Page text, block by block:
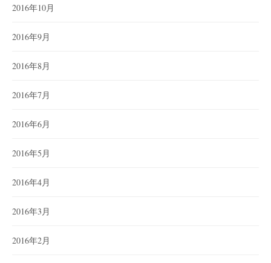
2016年10月
2016年9月
2016年8月
2016年7月
2016年6月
2016年5月
2016年4月
2016年3月
2016年2月